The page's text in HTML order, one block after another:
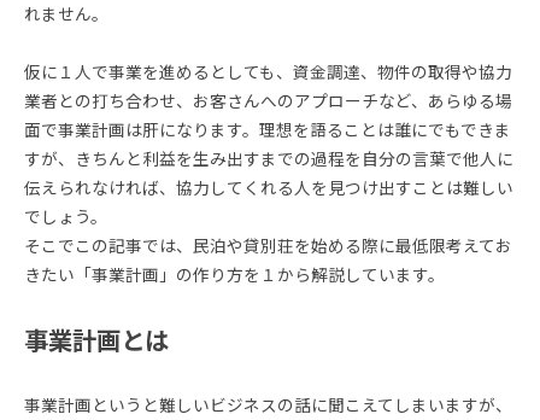
れません。
仮に１人で事業を進めるとしても、資金調達、物件の取得や協力
業者との打ち合わせ、お客さんへのアプローチなど、あらゆる場
面で事業計画は肝になります。理想を語ることは誰にでもできま
すが、きちんと利益を生み出すまでの過程を自分の言葉で他人に
伝えられなければ、協力してくれる人を見つけ出すことは難しい
でしょう。
そこでこの記事では、民泊や貸別荘を始める際に最低限考えてお
きたい「事業計画」の作り方を１から解説しています。
事業計画とは
事業計画というと難しいビジネスの話に聞こえてしまいますが、